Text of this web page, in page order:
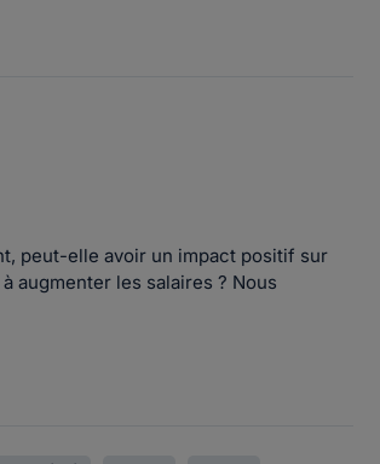
peut-elle avoir un impact positif sur
augmenter les salaires ? Nous